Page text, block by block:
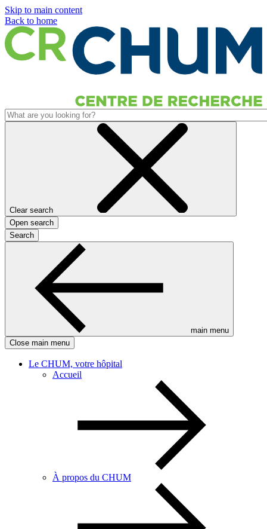
Skip to main content
Back to home
Clear search
Open search
Search
main menu
Close main menu
Le CHUM, votre hôpital
Accueil
À propos du CHUM